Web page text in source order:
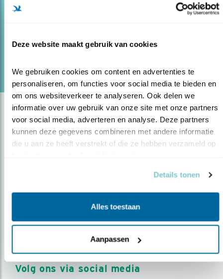
Deze website maakt gebruik van cookies
We gebruiken cookies om content en advertenties te
personaliseren, om functies voor social media te bieden en
om ons websiteverkeer te analyseren. Ook delen we
informatie over uw gebruik van onze site met onze partners
voor social media, adverteren en analyse. Deze partners
kunnen deze gegevens combineren met andere informatie
die u aan ze heeft verstrekt of die ze hebben verzameld op
Details tonen
Alles toestaan
Aanpassen
‘wereldrecord vogels kijken’ te breken. In een jaar tijd
Op de hoogte blijven?
Meld je aan en ontvang nieuws, inspiratie, acties en tips
AANMELDEN VOGELNIEUWS
Volg ons via social media